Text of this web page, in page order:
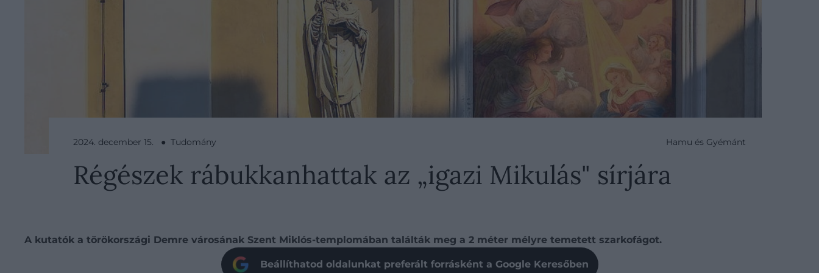
2024. december 15. ● Tudomány Hamu és Gyémánt
Régészek rábukkanhattak az „igazi Mikulás" sírjára
A kutatók a törökországi Demre városának Szent Miklós-templomában találták meg a 2 méter mélyre temetett szarkofágot.
Beállíthatod oldalunkat preferált forrásként a Google Keresőben